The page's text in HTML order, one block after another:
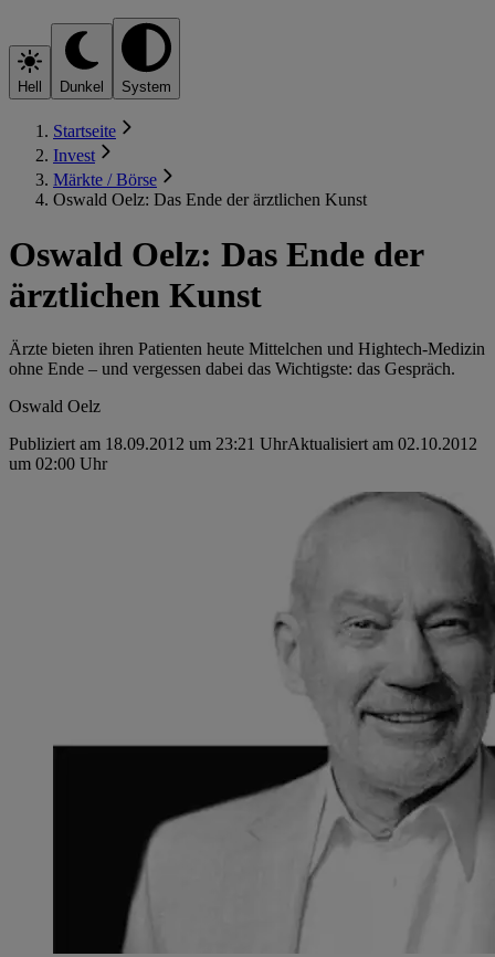
Hell Dunkel System
Startseite
Invest
Märkte / Börse
Oswald Oelz: Das Ende der ärztlichen Kunst
Oswald Oelz: Das Ende der
ärztlichen Kunst
Ärzte bieten ihren Patienten heute Mittelchen und Hightech-Medizin
ohne Ende – und vergessen dabei das Wichtigste: das Gespräch.
Oswald Oelz
Publiziert am 18.09.2012 um 23:21 UhrAktualisiert am 02.10.2012
um 02:00 Uhr